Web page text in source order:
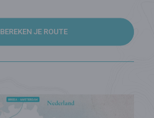
BEREKEN JE ROUTE